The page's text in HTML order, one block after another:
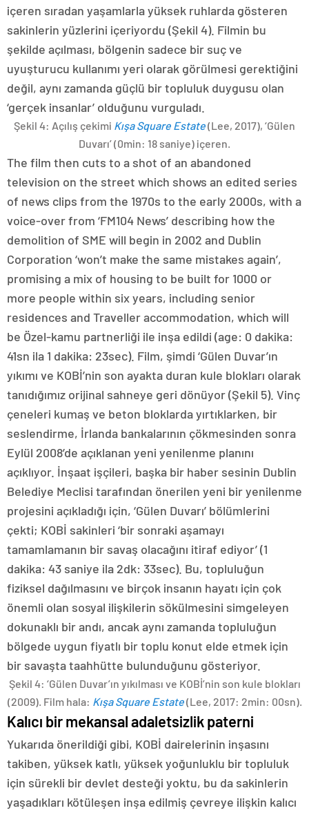
içeren sıradan yaşamlarla yüksek ruhlarda gösteren
sakinlerin yüzlerini içeriyordu (Şekil 4). Filmin bu
şekilde açılması, bölgenin sadece bir suç ve
uyuşturucu kullanımı yeri olarak görülmesi gerektiğini
değil, aynı zamanda güçlü bir topluluk duygusu olan
‘gerçek insanlar’ olduğunu vurguladı.
Şekil 4: Açılış çekimi Kışa Square Estate(Lee, 2017), ‘Gülen
Duvarı’ (0min: 18 saniye) içeren.
The film then cuts to a shot of an abandoned
television on the street which shows an edited series
of news clips from the 1970s to the early 2000s, with a
voice-over from ‘FM104 News’ describing how the
demolition of SME will begin in 2002 and Dublin
Corporation ‘won’t make the same mistakes again’,
promising a mix of housing to be built for 1000 or
more people within six years, including senior
residences and Traveller accommodation, which will
be Özel-kamu partnerliği ile inşa edildi (age: 0 dakika:
41sn ila 1 dakika: 23sec). Film, şimdi ‘Gülen Duvar’ın
yıkımı ve KOBİ’nin son ayakta duran kule blokları olarak
tanıdığımız orijinal sahneye geri dönüyor (Şekil 5). Vinç
çeneleri kumaş ve beton bloklarda yırtıklarken, bir
seslendirme, İrlanda bankalarının çökmesinden sonra
Eylül 2008’de açıklanan yeni yenilenme planını
açıklıyor. İnşaat işçileri, başka bir haber sesinin Dublin
Belediye Meclisi tarafından önerilen yeni bir yenilenme
projesini açıkladığı için, ‘Gülen Duvarı’ bölümlerini
çekti; KOBİ sakinleri ‘bir sonraki aşamayı
tamamlamanın bir savaş olacağını itiraf ediyor’ (1
dakika: 43 saniye ila 2dk: 33sec). Bu, topluluğun
fiziksel dağılmasını ve birçok insanın hayatı için çok
önemli olan sosyal ilişkilerin sökülmesini simgeleyen
dokunaklı bir andı, ancak aynı zamanda topluluğun
bölgede uygun fiyatlı bir toplu konut elde etmek için
bir savaşta taahhütte bulunduğunu gösteriyor.
Şekil 4: ‘Gülen Duvar’ın yıkılması ve KOBİ’nin son kule blokları
(2009). Film hala: Kışa Square Estate(Lee, 2017: 2min: 00sn).
Kalıcı bir mekansal adaletsizlik paterni
Yukarıda önerildiği gibi, KOBİ dairelerinin inşasını
takiben, yüksek katlı, yüksek yoğunluklu bir topluluk
için sürekli bir devlet desteği yoktu, bu da sakinlerin
yaşadıkları kötüleşen inşa edilmiş çevreye ilişkin kalıcı